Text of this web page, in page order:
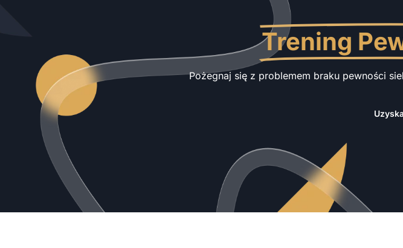
Trening
Pożegnaj się z problemem braku pewności